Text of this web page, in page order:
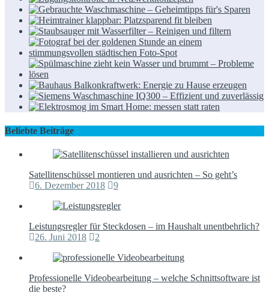
Beliebte Beiträge
Satellitenschüssel montieren und ausrichten – So geht’s
6. Dezember 2018
9
Leistungsregler für Steckdosen – im Haushalt unentbehrlich?
26. Juni 2018
2
Professionelle Videobearbeitung – welche Schnittsoftware ist
die beste?